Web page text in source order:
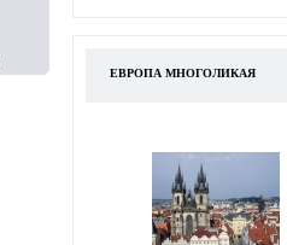
ЕВРОПА МНОГОЛИКАЯ